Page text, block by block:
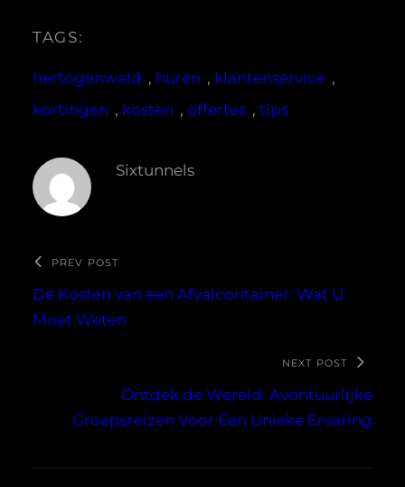
TAGS:
hertogenwald , huren , klantenservice ,
kortingen , kosten , offertes , tips
Sixtunnels
PREV POST
De Kosten van een Afvalcontainer: Wat U
Moet Weten
NEXT POST
Ontdek de Wereld: Avontuurlijke
Groepsreizen Voor Een Unieke Ervaring